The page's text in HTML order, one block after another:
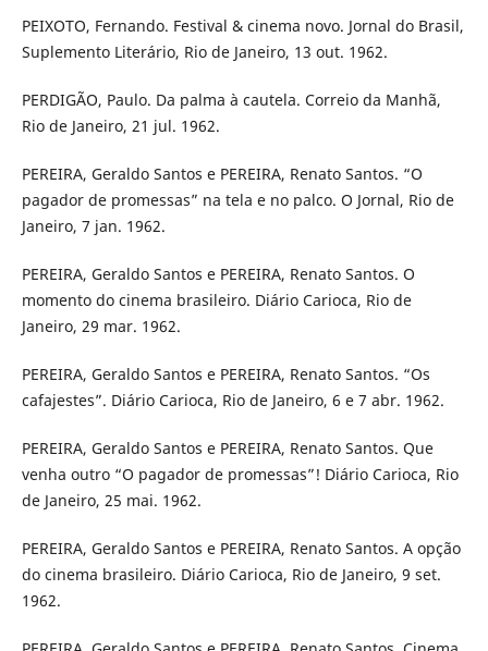
PEIXOTO, Fernando. Festival & cinema novo. Jornal do Brasil,
Suplemento Literário, Rio de Janeiro, 13 out. 1962.
PERDIGÃO, Paulo. Da palma à cautela. Correio da Manhã,
Rio de Janeiro, 21 jul. 1962.
PEREIRA, Geraldo Santos e PEREIRA, Renato Santos. “O
pagador de promessas” na tela e no palco. O Jornal, Rio de
Janeiro, 7 jan. 1962.
PEREIRA, Geraldo Santos e PEREIRA, Renato Santos. O
momento do cinema brasileiro. Diário Carioca, Rio de
Janeiro, 29 mar. 1962.
PEREIRA, Geraldo Santos e PEREIRA, Renato Santos. “Os
cafajestes”. Diário Carioca, Rio de Janeiro, 6 e 7 abr. 1962.
PEREIRA, Geraldo Santos e PEREIRA, Renato Santos. Que
venha outro “O pagador de promessas”! Diário Carioca, Rio
de Janeiro, 25 mai. 1962.
PEREIRA, Geraldo Santos e PEREIRA, Renato Santos. A opção
do cinema brasileiro. Diário Carioca, Rio de Janeiro, 9 set.
1962.